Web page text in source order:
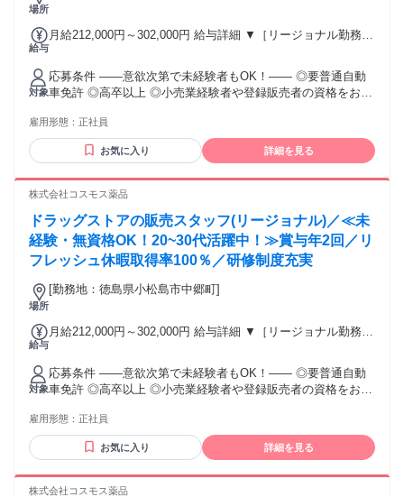
場所
給与
月給212,000円～302,000円 給与詳細 ▼［リージョナル勤務］
（残業時間 月2h程度） 247,000円～277,000円 【スキルアッ
プコース】早期キャリアアップを目指したい方向け 271,000円
～317,600円 （15ｈ分時間外手当含む。実際の残業時間11
ｈ） ※赴任住宅手当3万円込み（家賃6万円の物件入居の場
344,300円 （29ｈ分時間外手当含む。実際の残業時間16.5ｈ）
※赴任住宅手当3万円込み（家賃6万円の物件入居の場合）
【経験者B】小売業で店長・マネジメント職経験者(登録販売
者)) 309,300円～376,200円 （39ｈ分時間外手当含む。実際の
残業時間22ｈ） ※赴任住宅手当3万円込み（家賃6万円の物件
入居の場合） 勤務形態やエリアによって異なります。 詳細に
ついては【勤務地範囲と給与について】をご確認ください。
対象
応募条件 ――意欲次第で未経験者もOK！―― ◎要普通自動
車免許 ◎高卒以上 ◎小売業経験者や登録販売者の資格をお持
後、資格取得を目指すことも可能。研修や講習会もあり。 ※
同業界からの転職者が増えてきており、入社後活躍に繋がっ
ています。もちろん異業界からの応募や、第二新卒者も含め
雇用形態： 正社員
お気に入り 詳細を見る
株式会社コスモス薬品
ドラッグストアの販売スタッフ(リージョナル)／≪未
経験・無資格OK！20~30代活躍中！≫賞与年2回／リ
フレッシュ休暇取得率100％／研修制度充実
場所
[勤務地：徳島県小松島市中郷町]
給与
月給212,000円～302,000円 給与詳細 ▼［リージョナル勤務］
（残業時間 月2h程度） 247,000円～277,000円 【スキルアッ
プコース】早期キャリアアップを目指したい方向け 271,000円
～317,600円 （15ｈ分時間外手当含む。実際の残業時間11
ｈ） ※赴任住宅手当3万円込み（家賃6万円の物件入居の場
344,300円 （29ｈ分時間外手当含む。実際の残業時間16.5ｈ）
※赴任住宅手当3万円込み（家賃6万円の物件入居の場合）
【経験者B】小売業で店長・マネジメント職経験者(登録販売
者)) 309,300円～376,200円 （39ｈ分時間外手当含む。実際の
対象
応募条件 ――意欲次第で未経験者もOK！―― ◎要普通自動
車免許 ◎高卒以上 ◎小売業経験者や登録販売者の資格をお持
後、資格取得を目指すことも可能。研修や講習会もあり。 ※
同業界からの転職者が増えてきており、入社後活躍に繋がっ
ています。もちろん異業界からの応募や、第二新卒者も含め
雇用形態： 正社員
お気に入り 詳細を見る
株式会社コスモス薬品